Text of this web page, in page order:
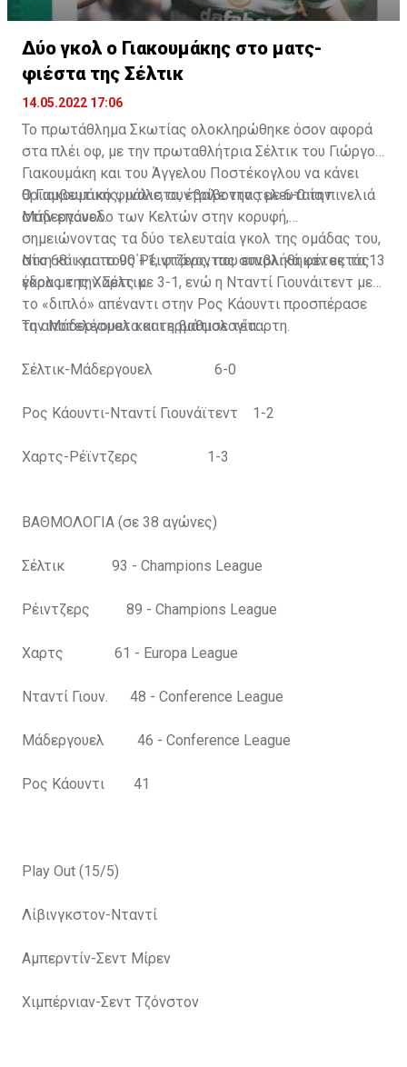
1971 Σέλτικ
1973 Σέλτικ
1974 Σέλτικ
1975 Ρέιντζερς
1976 Ρέιντζερς
1977 Σέλτικ
1978 Ρέιντζερς
1979 Σέλτικ
1980 Αμπερντίν
Δύο γκολ ο Γιακουμάκης στο ματς-
φιέστα της Σέλτικ
14.05.2022 17:06
Το πρωτάθλημα Σκωτίας ολοκληρώθηκε όσον αφορά
στα πλέι οφ, με την πρωταθλήτρια Σέλτικ του Γιώργου
Γιακουμάκη και του Άγγελου Ποστέκογλου να κάνει
θριαμβευτικό φινάλε, συντρίβοντας με 6-0 την
Μάδεργουελ.
Ο Γιακουμάκης, μάλιστα, έβαλε την τελευταία πινελιά
στην επάνοδο των Κελτών στην κορυφή,
σημειώνοντας τα δύο τελευταία γκολ της ομάδας του,
στο 68΄ και το 90΄+1, φτάνοντας συνολικά φέτος τα 13
γκολ με την Σέλτικ.
Νίκη και για τους Ρέιντζερς, που επιβλήθηκαν εκτός
έδρας της Χαρτς με 3-1, ενώ η Νταντί Γιουνάιτεντ με
το «διπλό» απέναντι στην Ρος Κάουντι προσπέρασε
την Μάδεργουελ και τερμάτισε τέταρτη.
Τα αποτελέσματα και η βαθμολογία:
Σέλτικ-Μάδεργουελ 6-0
Ρος Κάουντι-Νταντί Γιουνάϊτεντ 1-2
Χαρτς-Ρέϊντζερς 1-3
ΒΑΘΜΟΛΟΓΙΑ (σε 38 αγώνες)
Σέλτικ 93 - Champions League
Ρέιντζερς 89 - Champions League
Χαρτς 61 - Europa League
Νταντί Γιουν. 48 - Conference League
Μάδεργουελ 46 - Conference League
Ρος Κάουντι 41
Ρlay Οut (15/5)
Λίβινγκστον-Νταντί
Αμπερντίν-Σεντ Μίρεν
Χιμπέρνιαν-Σεντ Τζόνστον